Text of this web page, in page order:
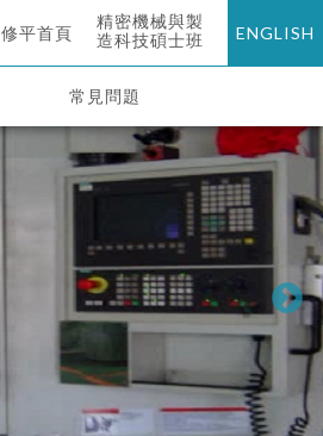
修平首頁
精密機械與製
造科技碩士班
ENGLISH
常見問題